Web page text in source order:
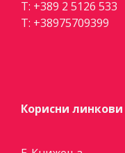
T: +389 2 5126 533
T: +38975709399
Корисни линкови